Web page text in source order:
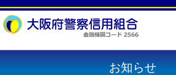
けいしんからのお願い
お知らせ